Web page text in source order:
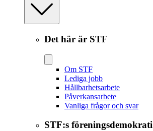
Det här är STF
Om STF
Lediga jobb
Hållbarhetsarbete
Påverkansarbete
Vanliga frågor och svar
STF:s föreningsdemokrati